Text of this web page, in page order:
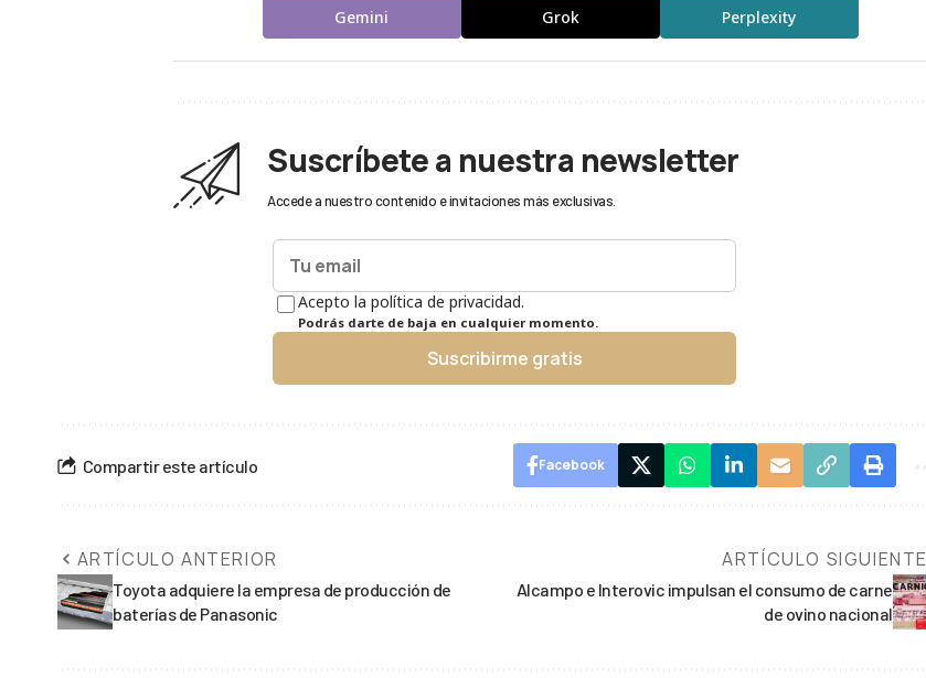
Gemini Grok Perplexity
Suscríbete a nuestra newsletter
Accede a nuestro contenido e invitaciones más exclusivas.
Acepto la política de privacidad.
Podrás darte de baja en cualquier momento.
Suscribirme gratis
Compartir este artículo Facebook
ARTÍCULO ANTERIOR
Toyota adquiere la empresa de producción de
baterías de Panasonic
ARTÍCULO SIGUIENTE
Alcampo e Interovic impulsan el consumo de carne
de ovino nacional